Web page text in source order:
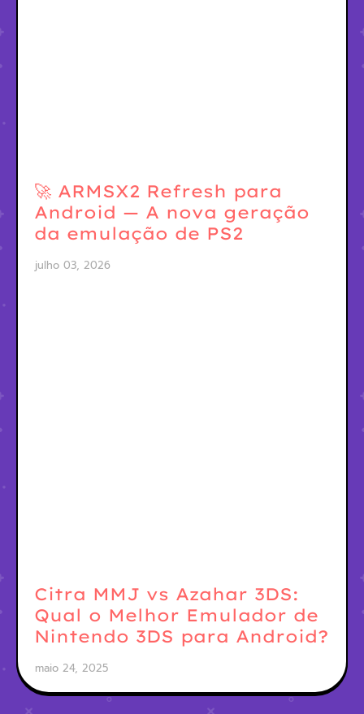
🚀 ARMSX2 Refresh para
Android — A nova geração
da emulação de PS2
julho 03, 2026
Citra MMJ vs Azahar 3DS:
Qual o Melhor Emulador de
Nintendo 3DS para Android?
maio 24, 2025